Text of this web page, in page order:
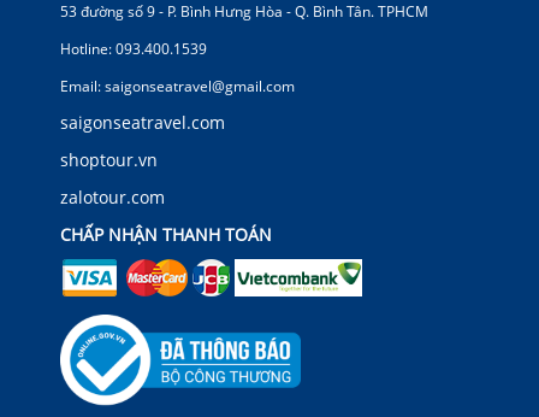
53 đường số 9 - P. Bình Hưng Hòa - Q. Bình Tân. TPHCM
Hotline: 093.400.1539
Email: saigonseatravel@gmail.com
saigonseatravel.com
shoptour.vn
zalotour.com
CHẤP NHẬN THANH TOÁN